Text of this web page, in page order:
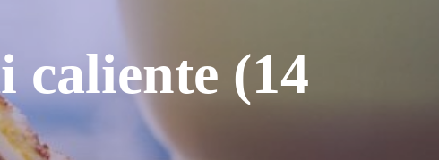
caliente (14